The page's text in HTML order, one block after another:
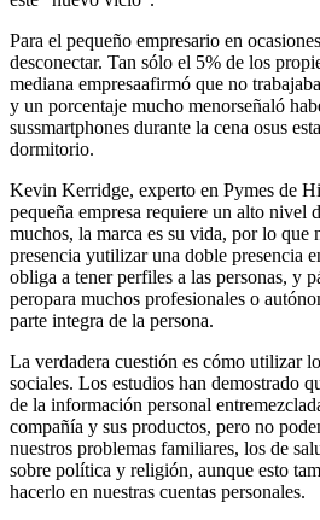
Para el pequeño empresario en
desconectar. Tan sólo el 5% de los
mediana empresaafirmó que no
y un porcentaje mucho menorseñaló
sussmartphones durante la cena osus
dormitorio.
Kevin Kerridge, experto en Pymes de
pequeña empresa requiere un alto nivel
muchos, la marca es su vida, por lo que
presencia yutilizar una doble presencia
obliga a tener perfiles a las personas, y
peropara muchos profesionales o
parte integra de la persona.
La verdadera cuestión es cómo utilizar
sociales. Los estudios han demostrado
de la información personal
compañía y sus productos, pero no
nuestros problemas familiares, los de
sobre política y religión, aunque esto
hacerlo en nuestras cuentas personales.